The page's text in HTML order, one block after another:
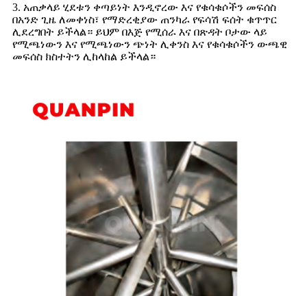
3. አጠቃላይ ሂደቱን ቀጣይነት እንዲኖረው እና የቁሳቁሶችን መፍሰስ
በአንድ ጊዜ ለመቀነስ፣ የማድረቂያው ጠንካራ የፍሳሽ ፍሰት ቁጥጥር
ሊደረግበት ይችላል። ይህም በእጅ የሚሰራ እና በጽዳት ቦታው ላይ
የሚጫነውን እና የሚጫነውን ጭነት ሊቀንስ እና የቁሳቁሶችን ውጫዊ
መፍሰስ ክስተትን ሊከላከል ይችላል።